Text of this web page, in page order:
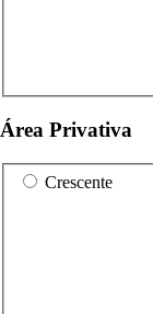
Área Privativa
Crescente